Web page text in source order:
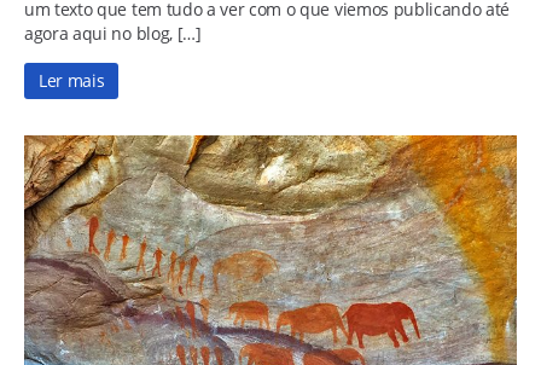
um texto que tem tudo a ver com o que viemos publicando até
agora aqui no blog, […]
Ler mais